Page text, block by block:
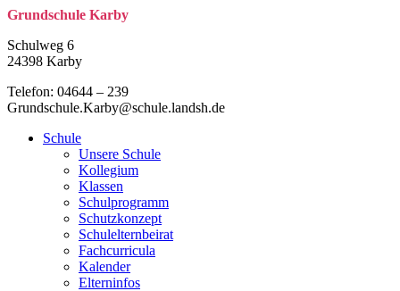
Grund­schule Karby
Schulweg 6
24398 Karby
Telefon: 04644 – 239
Grundschule.Karby@schule.landsh.de
Schule
Unsere Schule
Kollegium
Klassen
Schulprogramm
Schutzkonzept
Schulelternbeirat
Fachcurricula
Kalender
Elterninfos